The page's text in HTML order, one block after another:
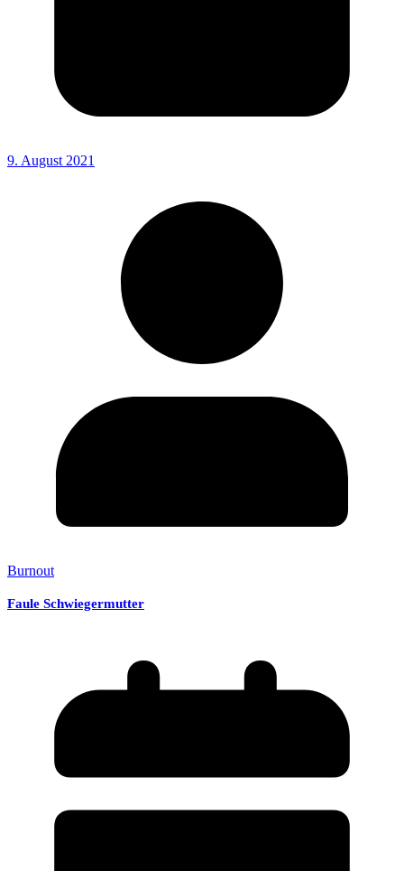
9. August 2021
Burnout
Faule Schwiegermutter